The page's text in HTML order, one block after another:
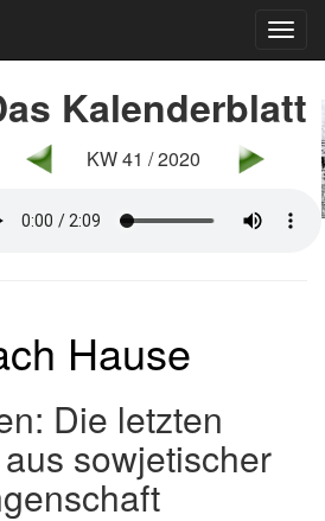
Kalenderblatt
KW 41 / 2020
Hause
Die letzten
sowjetischer